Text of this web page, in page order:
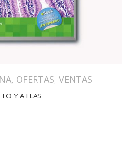
, OFERTAS, VENTAS
Y ATLAS